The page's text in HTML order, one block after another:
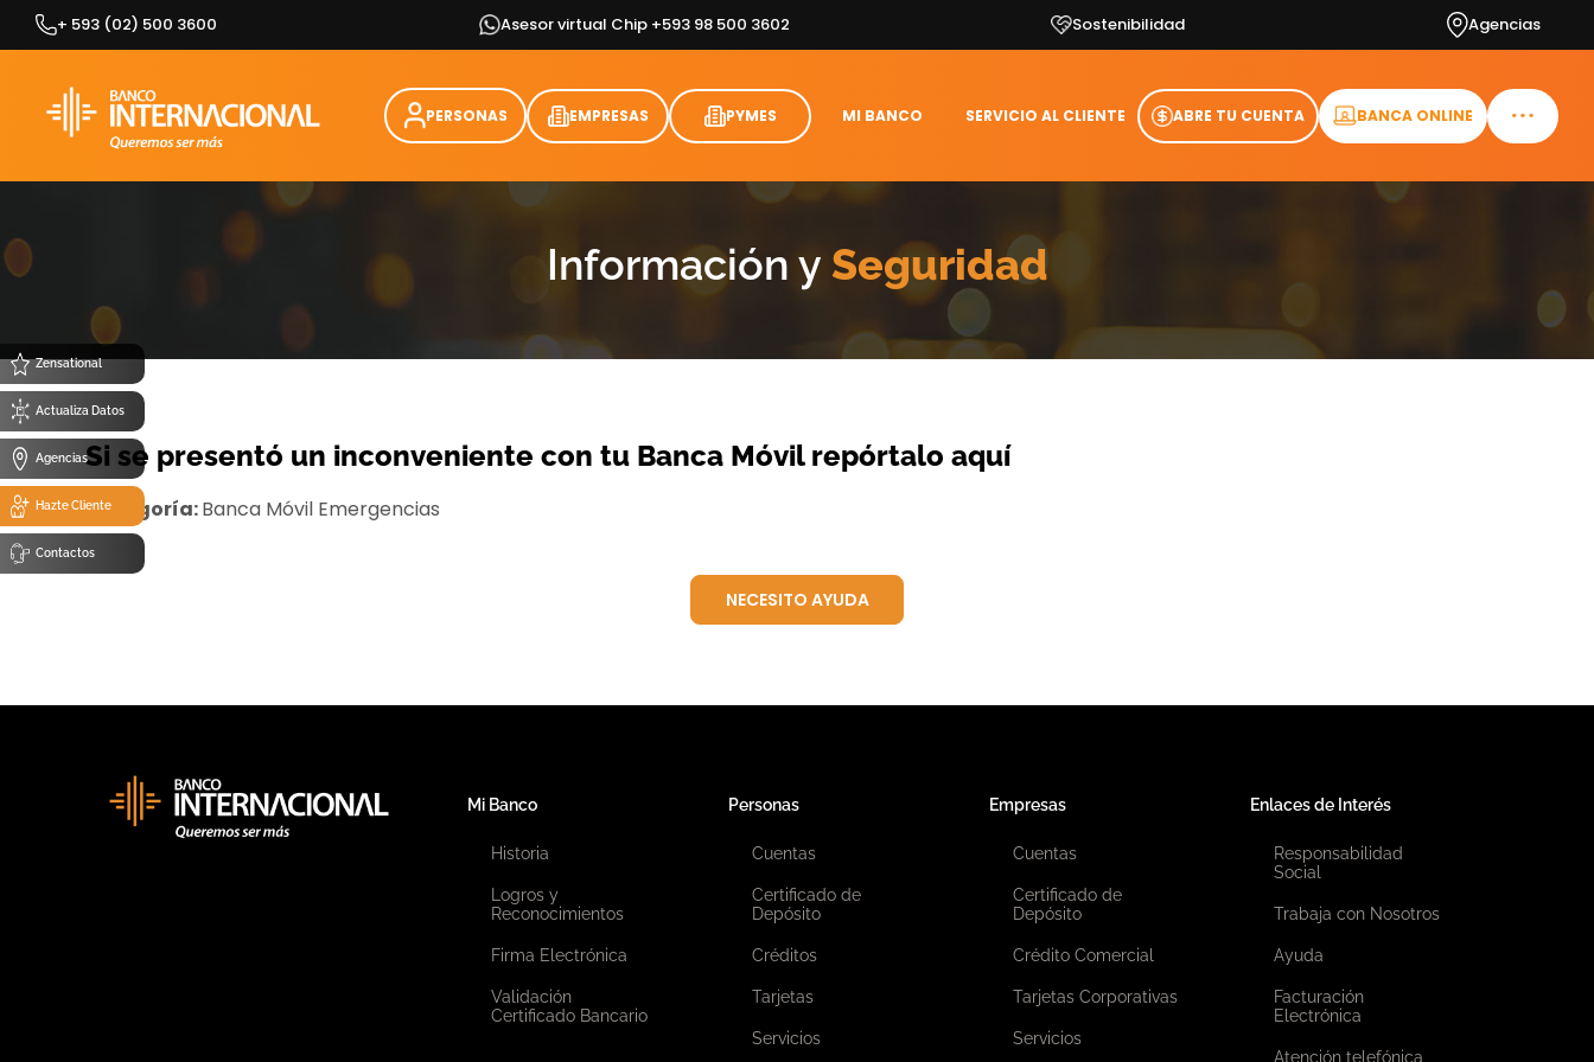
Zensational
Actualiza Datos
Agencias
Hazte Cliente
Contactos
Skip
+ 593 (02) 500 3600 Asesor virtual Chip +593 98 500 3602 Sostenibilidad Agencias
PERSONAS EMPRESAS PYMES MI BANCO SERVICIO AL CLIENTE ABRE TU CUENTA BANCA ONLINE
Información y Seguridad
Si se presentó un inconveniente con tu Banca Móvil repórtalo aquí
Categoría:Banca Móvil Emergencias
NECESITO AYUDA
Mi Banco
Historia
Logros y
Reconocimientos
Firma Electrónica
Validación
Certificado Bancario
Personas
Cuentas
Certificado de
Depósito
Créditos
Tarjetas
Servicios
Empresas
Cuentas
Certificado de
Depósito
Crédito Comercial
Tarjetas Corporativas
Servicios
Enlaces de Interés
Responsabilidad
Social
Trabaja con Nosotros
Ayuda
Facturación
Electrónica
Atención telefónica